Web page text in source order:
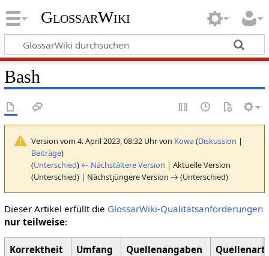
GlossarWiki
Bash
Version vom 4. April 2023, 08:32 Uhr von Kowa(Diskussion |
Beiträge)
(Unterschied) ← Nächstältere Version | Aktuelle Version
(Unterschied) | Nächstjüngere Version → (Unterschied)
Dieser Artikel erfüllt die GlossarWiki-Qualitätsanforderungen
nur teilweise: